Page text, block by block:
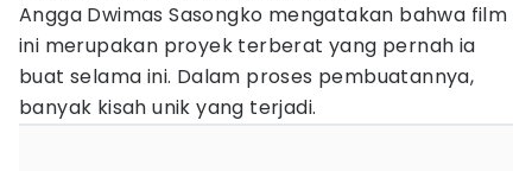
Angga Dwimas Sasongko mengatakan bahwa film
ini merupakan proyek terberat yang pernah ia
buat selama ini. Dalam proses pembuatannya,
banyak kisah unik yang terjadi.